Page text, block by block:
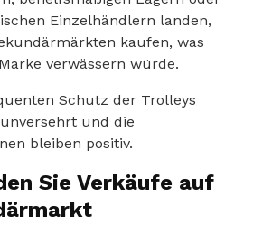
Einzelhändlern landen,
kaufen, was
verwässern würde.
Schutz der Trolleys
und die
bleiben positiv.
Sie Verkäufe auf